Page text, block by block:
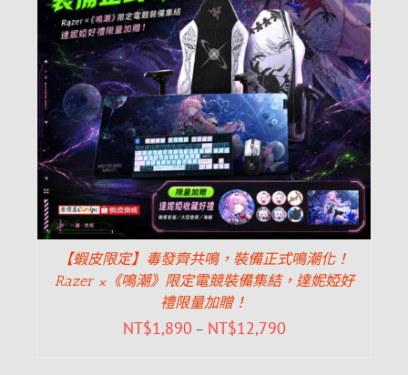
【蝦皮限定】毒發齊共鳴，裝備正式鳴潮化！
Razer ×《鳴潮》限定電競裝備集結，達妮婭好
禮限量加贈！
NT$1,890 – NT$12,790